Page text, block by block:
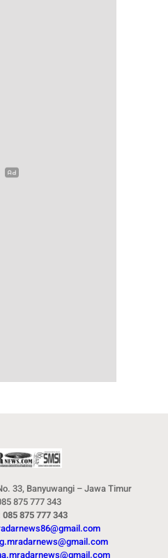
33, Banyuwangi – Jawa Timur
875 777 343
875 777 343